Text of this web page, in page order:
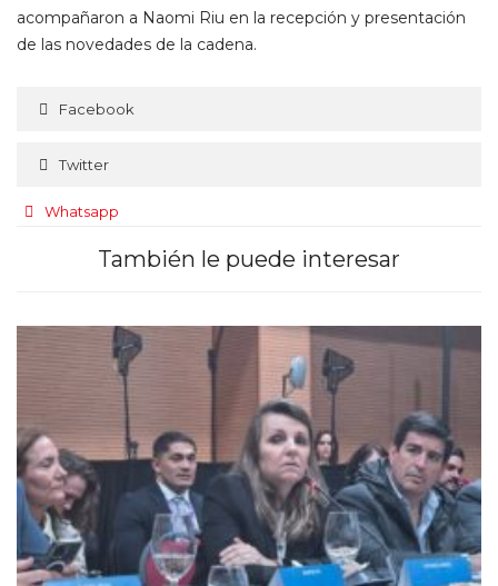
acompañaron a Naomi Riu en la recepción y presentación
de las novedades de la cadena.
Facebook
Twitter
Whatsapp
También le puede interesar